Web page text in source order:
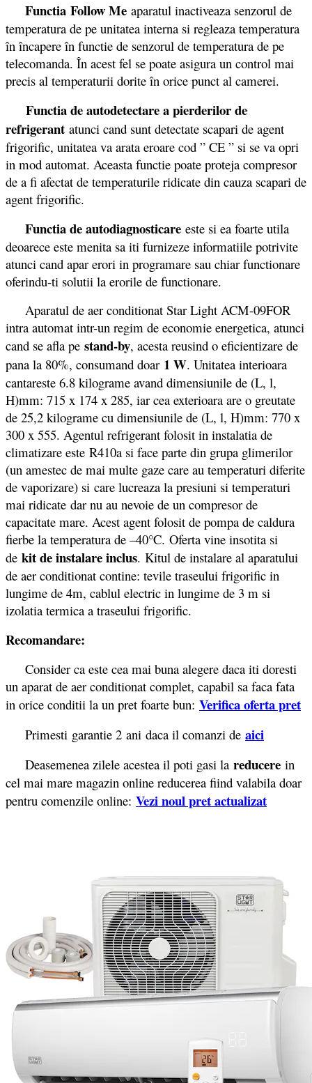
Functia Follow Me aparatul inactiveaza senzorul de
temperatura de pe unitatea interna si regleaza temperatura
în încapere în functie de senzorul de temperatura de pe
telecomanda. În acest fel se poate asigura un control mai
precis al temperaturii dorite în orice punct al camerei.
Functia de autodetectare a pierderilor de
refrigerant atunci cand sunt detectate scapari de agent
frigorific, unitatea va arata eroare cod ” CE ” si se va opri
in mod automat. Aceasta functie poate proteja compresor
de a fi afectat de temperaturile ridicate din cauza scapari de
agent frigorific.
Functia de autodiagnosticare este si ea foarte utila
deoarece este menita sa iti furnizeze informatiile potrivite
atunci cand apar erori in programare sau chiar functionare
oferindu-ti solutii la erorile de functionare.
Aparatul de aer conditionat Star Light ACM-09FOR
intra automat intr-un regim de economie energetica, atunci
cand se afla pe stand-by, acesta reusind o eficientizare de
pana la 80%, consumand doar 1 W. Unitatea interioara
cantareste 6.8 kilograme avand dimensiunile de (L, l,
H)mm: 715 x 174 x 285, iar cea exterioara are o greutate
de 25,2 kilograme cu dimensiunile de (L, l, H)mm: 770 x
300 x 555. Agentul refrigerant folosit in instalatia de
climatizare este R410a si face parte din grupa glimerilor
(un amestec de mai multe gaze care au temperaturi diferite
de vaporizare) si care lucreaza la presiuni si temperaturi
mai ridicate dar nu au nevoie de un compresor de
capacitate mare. Acest agent folosit de pompa de caldura
fierbe la temperatura de –40°C. Oferta vine insotita si
de kit de instalare inclus. Kitul de instalare al aparatului
de aer conditionat contine: tevile traseului frigorific in
lungime de 4m, cablul electric in lungime de 3 m si
izolatia termica a traseului frigorific.
Recomandare:
Consider ca este cea mai buna alegere daca iti doresti
un aparat de aer conditionat complet, capabil sa faca fata
in orice conditii la un pret foarte bun: Verifica oferta pret
Primesti garantie 2 ani daca il comanzi de aici
Deasemenea zilele acestea il poti gasi la reducere in
cel mai mare magazin online reducerea fiind valabila doar
pentru comenzile online: Vezi noul pret actualizat